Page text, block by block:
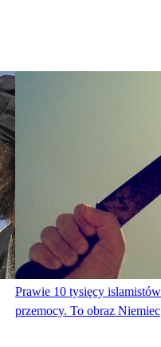
Prawie 10 tysięcy
przemocy. To obraz Niemiec